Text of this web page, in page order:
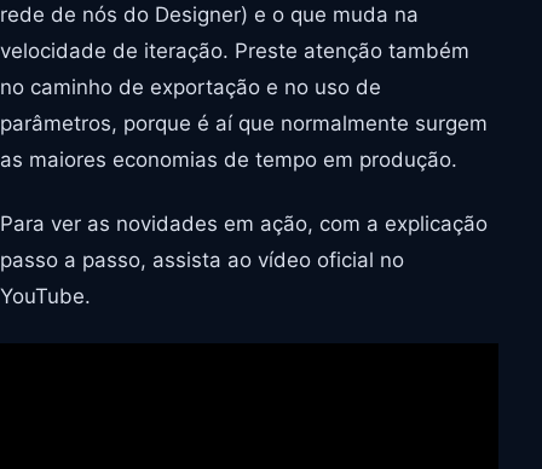
rede de nós do Designer) e o que muda na
velocidade de iteração. Preste atenção também
no caminho de exportação e no uso de
parâmetros, porque é aí que normalmente surgem
as maiores economias de tempo em produção.
Para ver as novidades em ação, com a explicação
passo a passo, assista ao vídeo oficial no
YouTube.